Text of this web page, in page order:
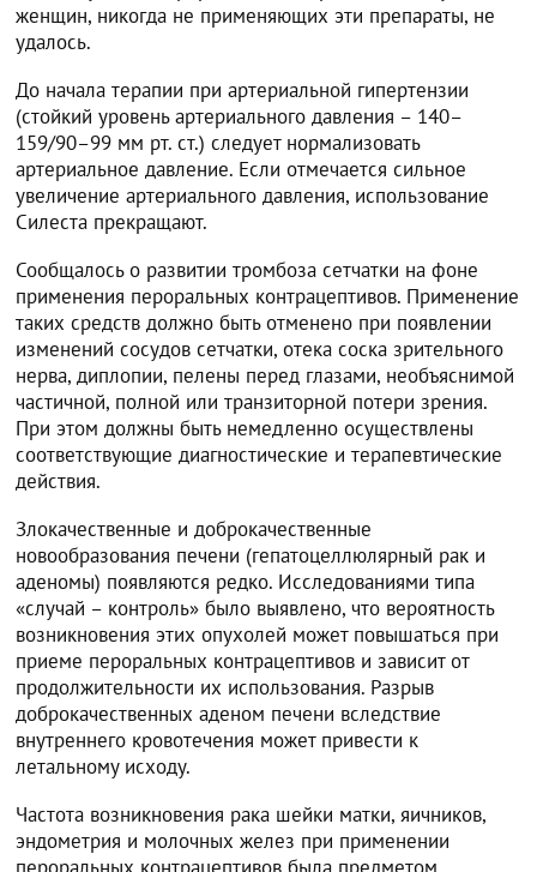
женщин, никогда не применяющих эти препараты, не
удалось.
До начала терапии при артериальной гипертензии
(стойкий уровень артериального давления – 140–
159/90–99 мм рт. ст.) следует нормализовать
артериальное давление. Если отмечается сильное
увеличение артериального давления, использование
Силеста прекращают.
Сообщалось о развитии тромбоза сетчатки на фоне
применения пероральных контрацептивов. Применение
таких средств должно быть отменено при появлении
изменений сосудов сетчатки, отека соска зрительного
нерва, диплопии, пелены перед глазами, необъяснимой
частичной, полной или транзиторной потери зрения.
При этом должны быть немедленно осуществлены
соответствующие диагностические и терапевтические
действия.
Злокачественные и доброкачественные
новообразования печени (гепатоцеллюлярный рак и
аденомы) появляются редко. Исследованиями типа
«случай – контроль» было выявлено, что вероятность
возникновения этих опухолей может повышаться при
приеме пероральных контрацептивов и зависит от
продолжительности их использования. Разрыв
доброкачественных аденом печени вследствие
внутреннего кровотечения может привести к
летальному исходу.
Частота возникновения рака шейки матки, яичников,
эндометрия и молочных желез при применении